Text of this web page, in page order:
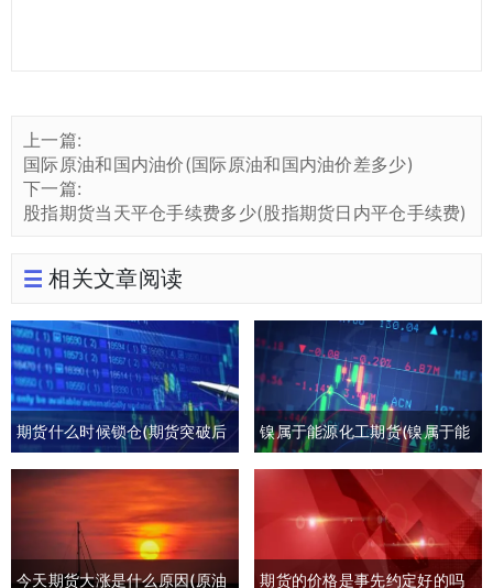
上一篇:
国际原油和国内油价(国际原油和国内油价差多少)
下一篇:
股指期货当天平仓手续费多少(股指期货日内平仓手续费)
相关文章阅读
期货什么时候锁仓(期货突破后
回撤)
镍属于能源化工期货(镍属于能
源化工期货板块吗)
今天期货大涨是什么原因(原油 期货的价格是事先约定好的吗